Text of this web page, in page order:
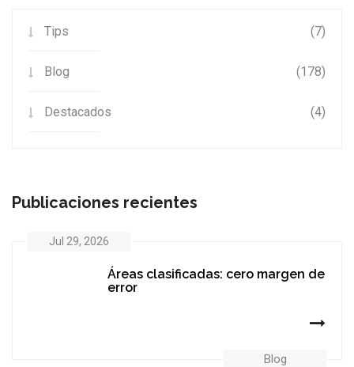
Tips (7)
Blog (178)
Destacados (4)
Publicaciones recientes
Jul 29, 2026
Blog
Áreas clasificadas: cero margen de
error